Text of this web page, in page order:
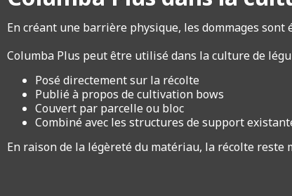
En créant une barrière physique, les dommages
Columba Plus peut être utilisé dans la culture de
Posé directement sur la récolte
Publié à propos de cultivation bows
Couvert par parcelle ou bloc
Combiné avec les structures de support
En raison de la légèreté du matériau, la récolte